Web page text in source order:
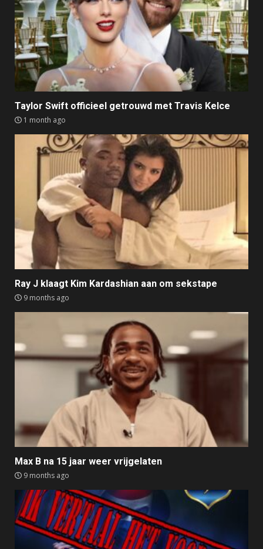
Taylor Swift officieel getrouwd met Travis Kelce
1 month ago
Ray J klaagt Kim Kardashian aan om sekstape
9 months ago
Max B na 15 jaar weer vrijgelaten
9 months ago